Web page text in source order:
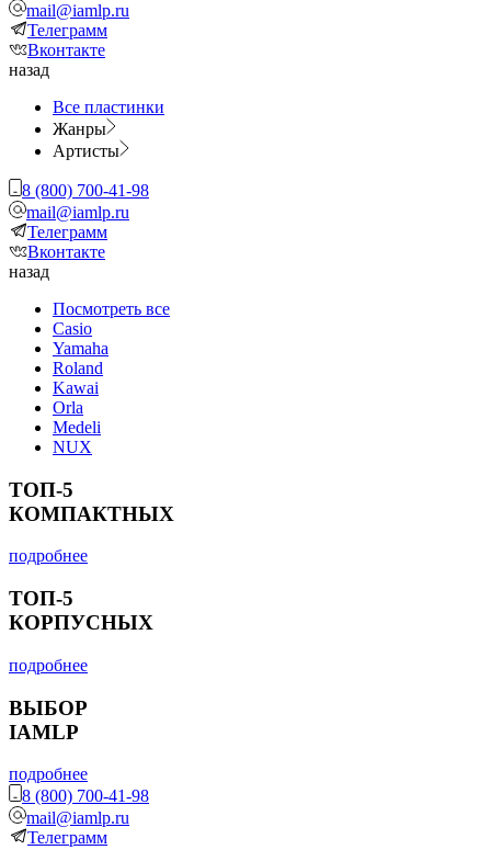
mail@iamlp.ru
Телеграмм
Вконтакте
назад
Все пластинки
Жанры
Артисты
8 (800) 700-41-98
mail@iamlp.ru
Телеграмм
Вконтакте
назад
Посмотреть все
Casio
Yamaha
Roland
Kawai
Orla
Medeli
NUX
ТОП-5
КОМПАКТНЫХ
подробнее
ТОП-5
КОРПУСНЫХ
подробнее
ВЫБОР
IAMLP
подробнее
8 (800) 700-41-98
mail@iamlp.ru
Телеграмм